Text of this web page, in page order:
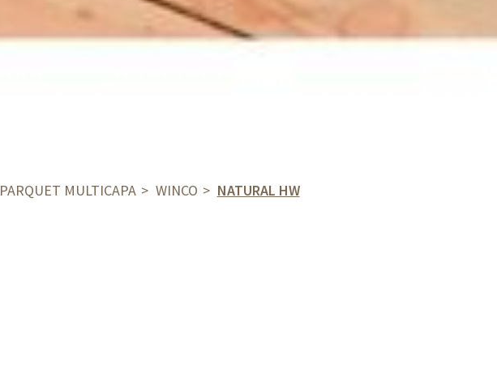
PARQUET MULTICAPA WINCO NATURAL HW